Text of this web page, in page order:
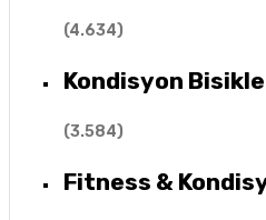
(4.634)
Kondisyon
(3.584)
Fitness &